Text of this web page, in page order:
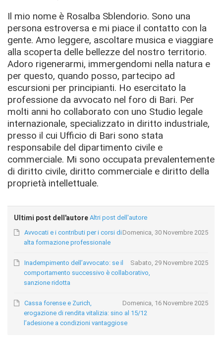
Il mio nome è Rosalba Sblendorio. Sono una
persona estroversa e mi piace il contatto con la
gente. Amo leggere, ascoltare musica e viaggiare
alla scoperta delle bellezze del nostro territorio.
Adoro rigenerarmi, immergendomi nella natura e
per questo, quando posso, partecipo ad
escursioni per principianti. Ho esercitato la
professione da avvocato nel foro di Bari. Per
molti anni ho collaborato con uno Studio legale
internazionale, specializzato in diritto industriale,
presso il cui Ufficio di Bari sono stata
responsabile del dipartimento civile e
commerciale. Mi sono occupata prevalentemente
di diritto civile, diritto commerciale e diritto della
proprietà intellettuale.
Ultimi post dell'autore Altri post dell'autore
Domenica, 30 Novembre 2025
Avvocati e i contributi per i corsi di
alta formazione professionale
Sabato, 29 Novembre 2025
Inadempimento dell’avvocato: se il
comportamento successivo è collaborativo,
sanzione ridotta
Domenica, 16 Novembre 2025
Cassa forense e Zurich,
erogazione di rendita vitalizia: sino al 15/12
l’adesione a condizioni vantaggiose